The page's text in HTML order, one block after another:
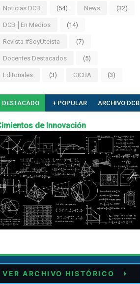
Noticias DCB (54) News (32)
DCB │En Medios (14)
Revista #SoyUteista (7)
Docentes Destacados (5)
Editoriales (3) GICBA (3)
DESTACADO + POPULAR ARCHIVO DCB
de Innovación
VER ARCHIVO HISTÓRICO